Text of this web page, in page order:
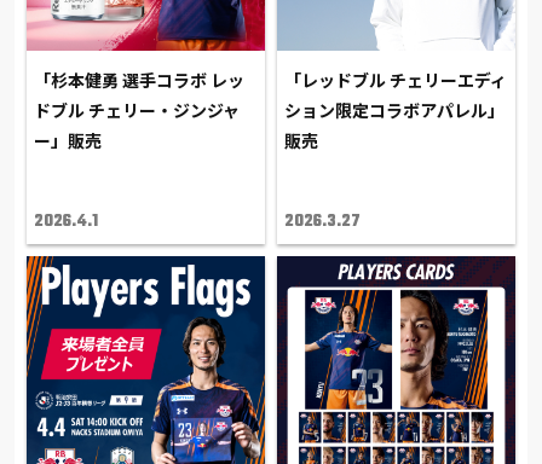
「杉本健勇 選手コラボ レッ
ドブル チェリー・ジンジャ
ー」販売
2026.4.1
「レッドブル チェリーエディ
ション限定コラボアパレル」
販売
2026.3.27